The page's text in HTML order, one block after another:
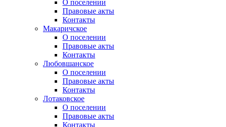
О поселении
Правовые акты
Контакты
Макаричское
О поселении
Правовые акты
Контакты
Любовшанское
О поселении
Правовые акты
Контакты
Лотаковское
О поселении
Правовые акты
Контакты